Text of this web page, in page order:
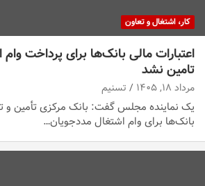
کار، اشتغال و تعاون
اعتبارات مالی بانک‌ها برای پرداخت
تامین نشد
مرداد ۱۸, ۱۴۰۵ تسنیم
یک نماینده مجلس گفت: بانک مرکزی تأمین و
بانک‌ها برای وام اشتغال مددجویان…